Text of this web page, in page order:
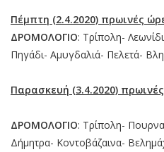
Πέμπτη (2.4.2020) πρωινές
ΔΡΟΜΟΛΟΓΙΟ: Τρίπολη-
Πηγάδι- Αμυγδαλιά- Πελετά-
Παρασκευή (3.4.2020)
ΔΡΟΜΟΛΟΓΙΟ: Τρίπολη-
Δήμητρα- Κοντοβάζαινα-